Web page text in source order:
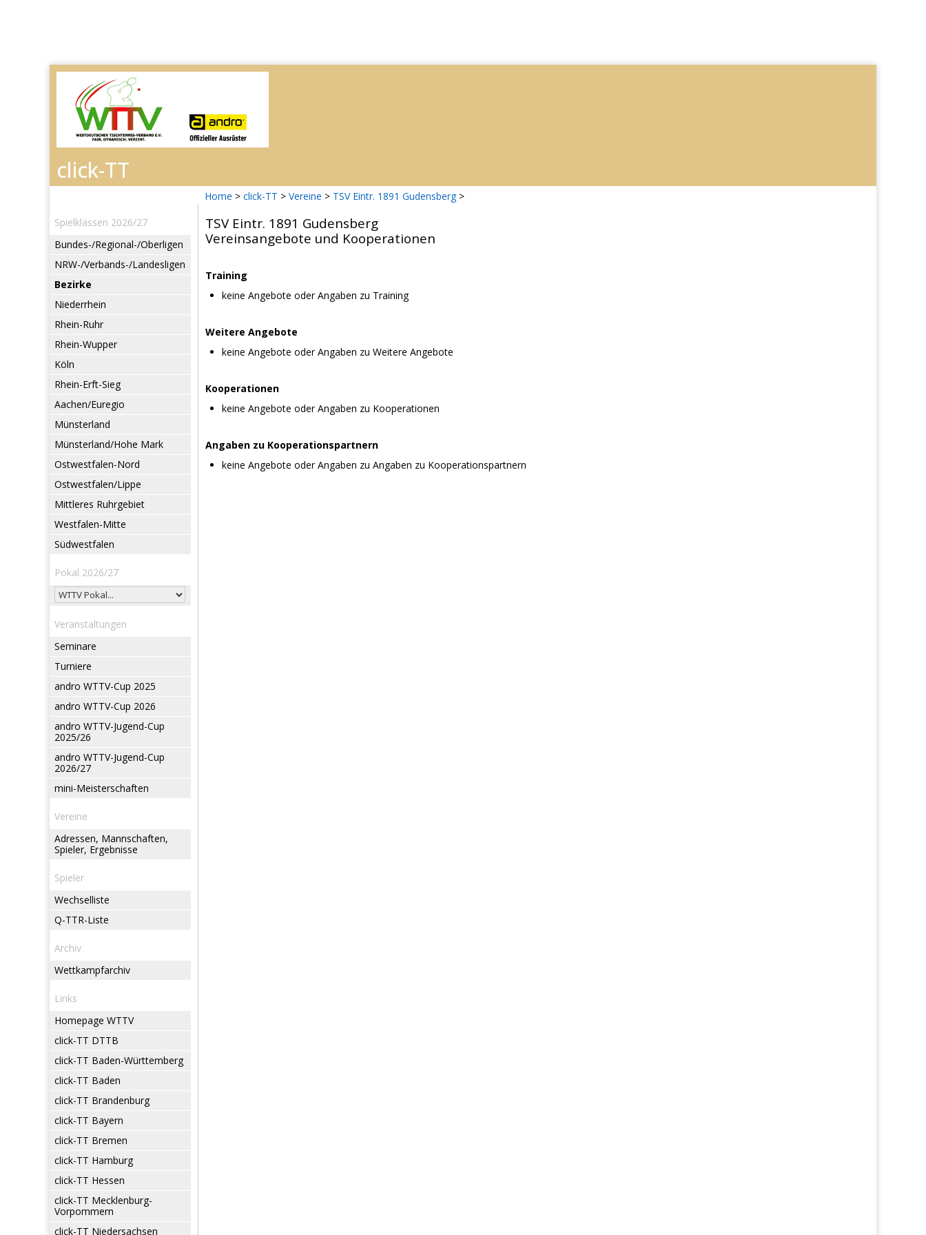
Home > click-TT > Vereine > TSV Eintr. 1891 Gudensberg >
Spielklassen 2026/27
Bundes-/Regional-/Oberligen
NRW-/Verbands-/Landesligen
Bezirke
Niederrhein
Rhein-Ruhr
Rhein-Wupper
Köln
Rhein-Erft-Sieg
Aachen/Euregio
Münsterland
Münsterland/Hohe Mark
Ostwestfalen-Nord
Ostwestfalen/Lippe
Mittleres Ruhrgebiet
Westfalen-Mitte
Südwestfalen
Pokal 2026/27
Veranstaltungen
Seminare
Turniere
andro WTTV-Cup 2025
andro WTTV-Cup 2026
andro WTTV-Jugend-Cup
2025/26
andro WTTV-Jugend-Cup
2026/27
mini-Meisterschaften
Vereine
Adressen, Mannschaften,
Spieler, Ergebnisse
Spieler
Wechselliste
Q-TTR-Liste
Archiv
Wettkampfarchiv
Links
Homepage WTTV
click-TT DTTB
click-TT Baden-Württemberg
click-TT Baden
click-TT Brandenburg
click-TT Bayern
click-TT Bremen
click-TT Hamburg
click-TT Hessen
click-TT Mecklenburg-
Vorpommern
click-TT Niedersachsen
TSV Eintr. 1891 Gudensberg
Vereinsangebote und Kooperationen
Training
keine Angebote oder Angaben zu Training
Weitere Angebote
keine Angebote oder Angaben zu Weitere Angebote
Kooperationen
keine Angebote oder Angaben zu Kooperationen
Angaben zu Kooperationspartnern
keine Angebote oder Angaben zu Angaben zu Kooperationspartnern